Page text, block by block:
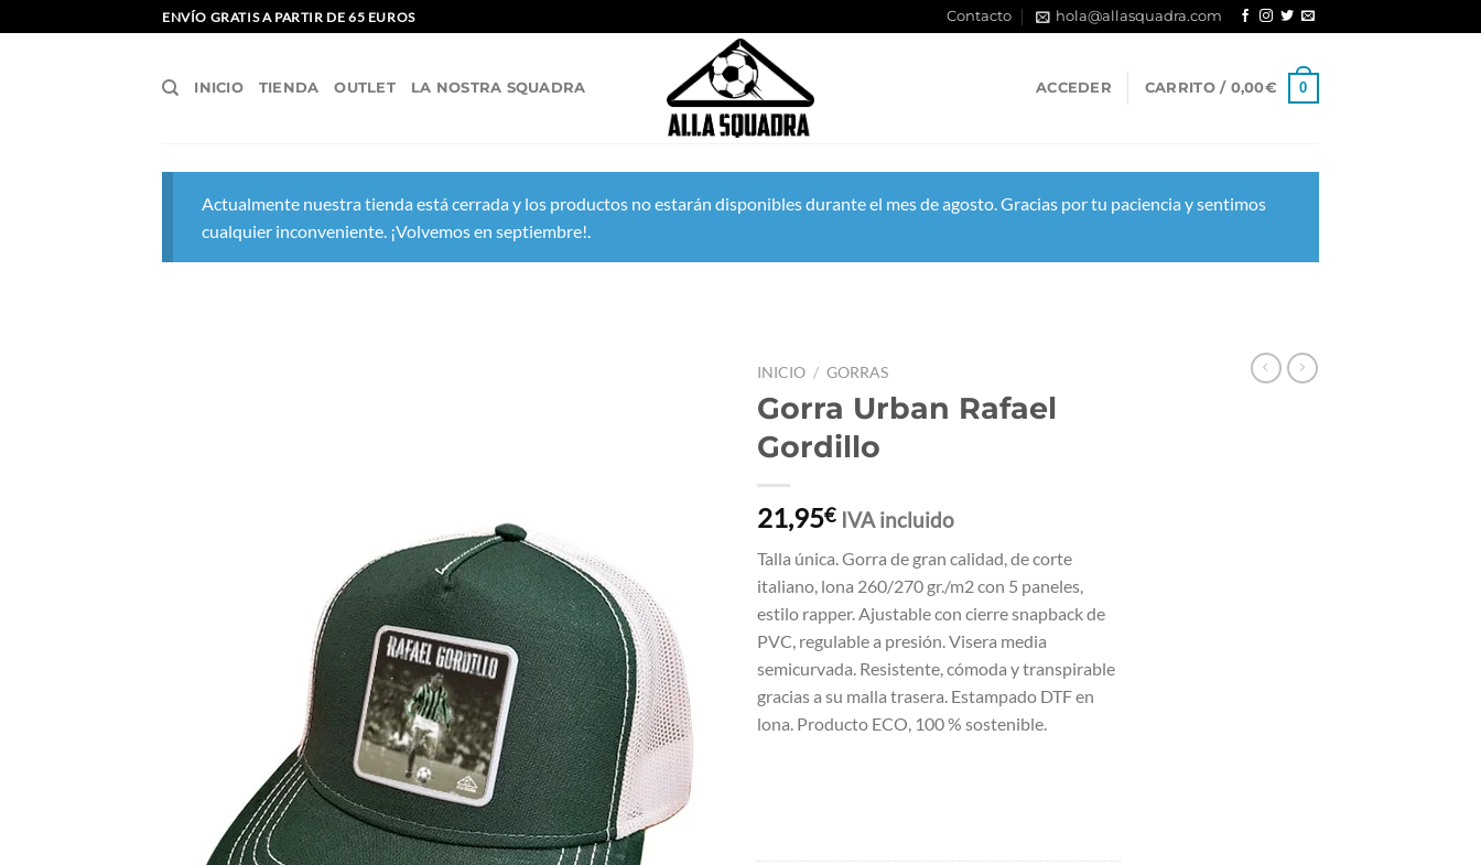
al
ENVÍO GRATIS A PARTIR DE 65 EUROS Contacto hola@allasquadra.com
INICIO TIENDA OUTLET LA NOSTRA SQUADRA ACCEDER CARRITO / 0,00€ 0
Actualmente nuestra tienda está cerrada y los productos no estarán disponibles durante el mes de agosto. Gracias por tu paciencia y sentimos
cualquier inconveniente. ¡Volvemos en septiembre!.
INICIO / GORRAS
Gorra Urban Rafael
Gordillo
21,95€ IVA incluido
Talla única. Gorra de gran calidad, de corte
italiano, lona 260/270 gr./m2 con 5 paneles,
estilo rapper. Ajustable con cierre snapback de
PVC, regulable a presión. Visera media
semicurvada. Resistente, cómoda y transpirable
gracias a su malla trasera. Estampado DTF en
lona. Producto ECO, 100 % sostenible.